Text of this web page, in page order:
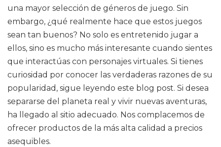
una mayor selección de géneros de juego. Sin
embargo, ¿qué realmente hace que estos juegos
sean tan buenos? No solo es entretenido jugar a
ellos, sino es mucho más interesante cuando sientes
que interactúas con personajes virtuales. Si tienes
curiosidad por conocer las verdaderas razones de su
popularidad, sigue leyendo este blog post. Si desea
separarse del planeta real y vivir nuevas aventuras,
ha llegado al sitio adecuado. Nos complacemos de
ofrecer productos de la más alta calidad a precios
asequibles.